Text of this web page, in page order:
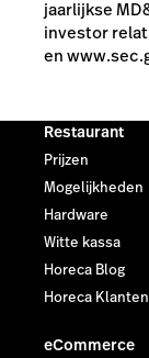
jaarlijkse
investor
en
Restaurant
Prijzen
Mogelijkheden
Hardware
Witte kassa
Horeca Blog
Horeca Klanten
eCommerce